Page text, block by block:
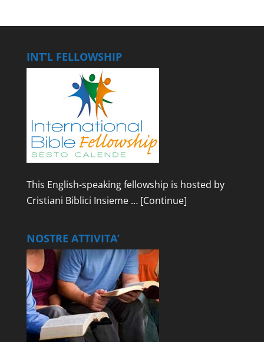
INT’L FELLOWSHIP
This English-speaking fellowship is hosted by
Cristiani Biblici Insieme … [Continue]
NOSTRE ATTIVITA’